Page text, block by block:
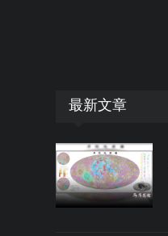
最新文章